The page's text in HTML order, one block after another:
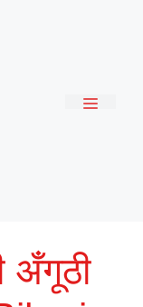
अँगूठी